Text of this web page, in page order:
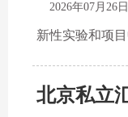
2026年07月26
新性实验和项
北京私立